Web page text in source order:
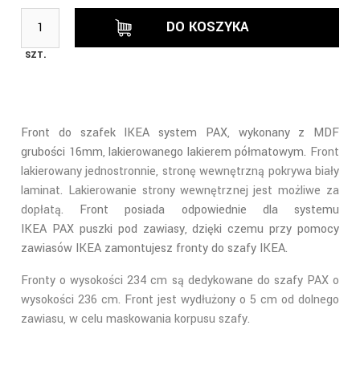
SZT.
DO KOSZYKA
Front do szafek IKEA system PAX, wykonany z MDF
grubości 16mm, lakierowanego lakierem półmatowym. Front
lakierowany jednostronnie, stronę wewnętrzną pokrywa biały
laminat. Lakierowanie strony wewnętrznej jest możliwe za
dopłatą. Front posiada odpowiednie dla systemu
IKEA PAXpuszki pod zawiasy, dzięki czemu przy pomocy
zawiasów IKEA zamontujesz fronty do szafy IKEA.
Fronty o wysokości 234 cm są dedykowane do szafy PAX o
wysokości 236 cm. Front jest wydłużony o 5 cm od dolnego
zawiasu, w celu maskowania korpusu szafy.